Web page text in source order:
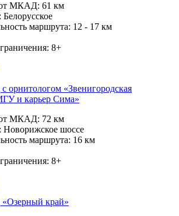
от МКАД: 61 км
маршрута: 12 - 17 км
8+
орнитологом «Звенигородская
и карьер Сима»
от МКАД: 72 км
Новорижское шоссе
маршрута: 16 км
8+
край»